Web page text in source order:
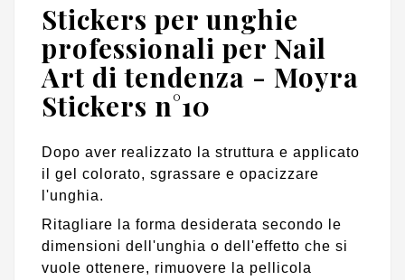
Stickers per unghie
professionali per Nail
Art di tendenza - Moyra
Stickers n°10
Dopo aver realizzato la struttura e applicato
il gel colorato, sgrassare e opacizzare
l'unghia.
Ritagliare la forma desiderata secondo le
dimensioni dell'unghia o dell'effetto che si
vuole ottenere, rimuovere la pellicola